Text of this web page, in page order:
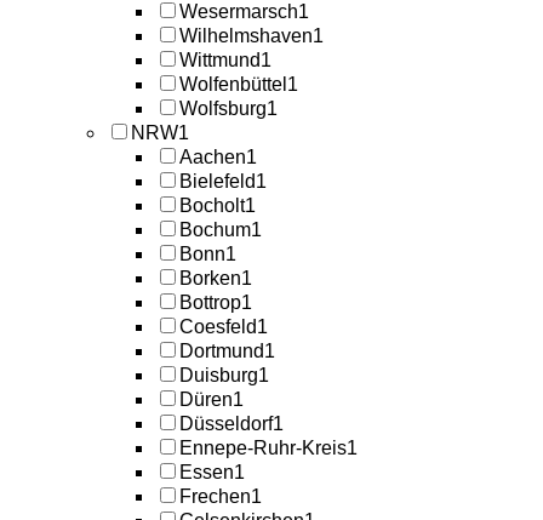
Wesermarsch1
Wilhelmshaven1
Wittmund1
Wolfenbüttel 1
Wolfsburg1
NRW1
Aachen1
Bielefeld1
Bocholt1
Bochum1
Bonn1
Borken1
Bottrop1
Coesfeld1
Dortmund1
Duisburg1
Düren1
Düsseldorf1
Ennepe-Ruhr-Kreis1
Essen1
Frechen1